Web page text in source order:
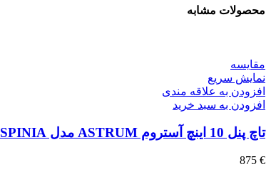
محصولات مشابه
مقايسه
نمایش سریع
افزودن به علاقه مندی
افزودن به سبد خرید
تاچ پنل 10 اینچ آستروم ASTRUM مدل INSPINIA سری SQ (نقره ای،طلایی و مشکی)
875 €